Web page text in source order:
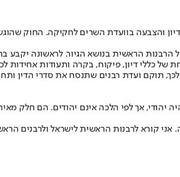
והצבעה בוועדת השרים לחקיקה. החוק
הראשית בנושא הגיור. לראשונה יקבע
של כללי דיון, פיקוח, בקרה ותעודות אחידות
תוקם ועדת רבנים שתנסח את סדרי הדין
אך לפי הלכה אינם יהודים. הם חלק
קורא לרבנות הראשית לישראל ולרבנים